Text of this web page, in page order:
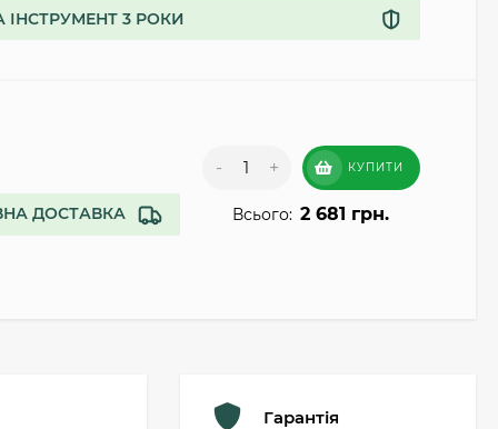
ІНСТРУМЕНТ 3 РОКИ
ДОСТАВКА
- + КУПИТИ
Всього: 2 681 грн.
Гарантія